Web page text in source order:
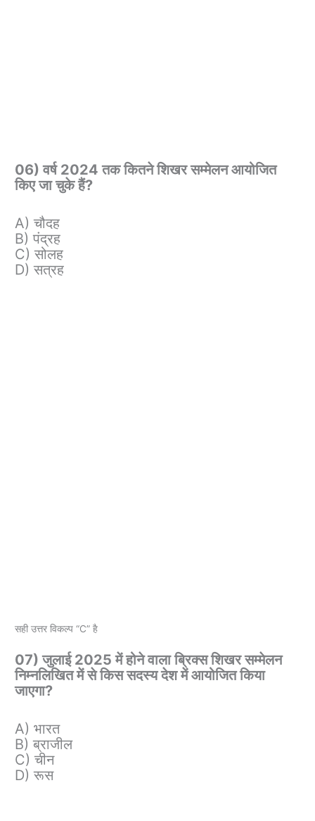
06) वर्ष 2024 तक कितने शिखर सम्मेलन आयोजित
किए जा चुके हैं?
A) चौदह
B) पंद्रह
C) सोलह
D) सत्रह
सही उत्तर विकल्प “C” है
07) जुलाई 2025 में होने वाला ब्रिक्स शिखर सम्मेलन
निम्नलिखित में से किस सदस्य देश में आयोजित किया
जाएगा?
A) भारत
B) ब्राजील
C) चीन
D) रूस